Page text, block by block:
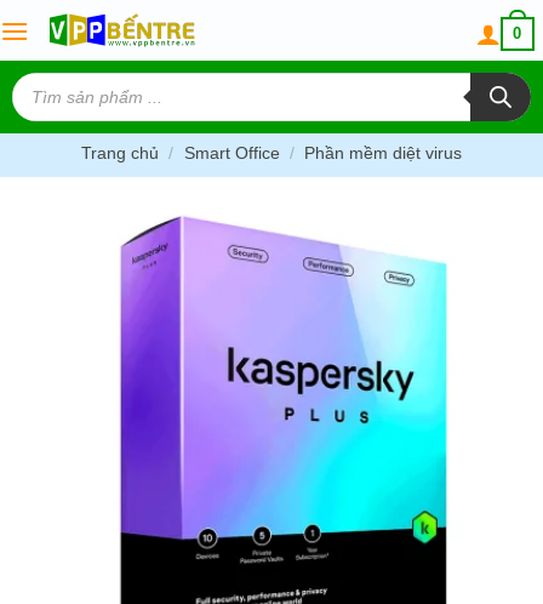
to
content
0
Tìm
kiếm
sản
phẩm
Trang chủ / Smart Office / Phần mềm diệt virus